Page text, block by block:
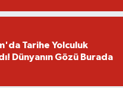
Tarihe Yolculuk
Dünyanın Gözü Burada